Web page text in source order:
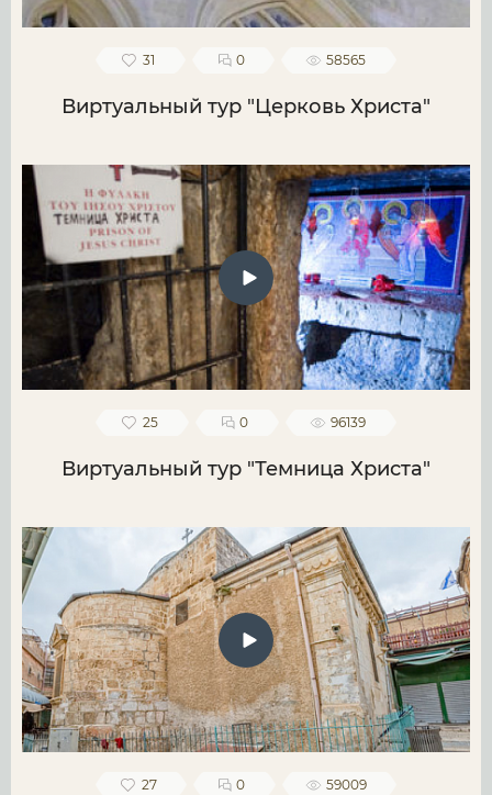
31 0 58565
Виртуальный тур "Церковь Христа"
25 0 96139
Виртуальный тур "Темница Христа"
27 0 59009